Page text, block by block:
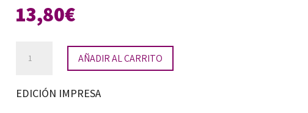
13,80€
matemáticos
ocultos
AÑADIR AL CARRITO
EDICIÓN IMPRESA